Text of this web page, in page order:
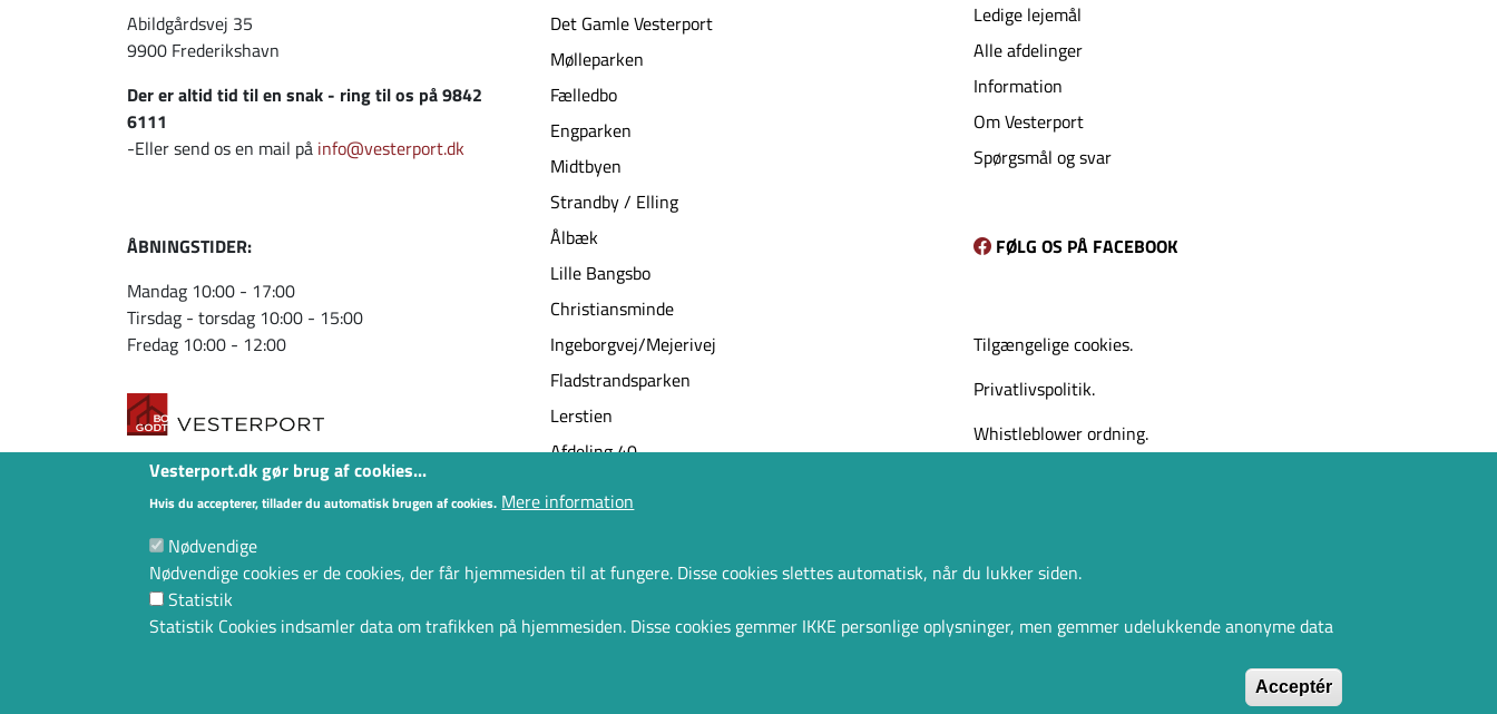
Abildgårdsvej 35
9900 Frederikshavn
Der er altid tid til en snak - ring til os på 9842
6111
-Eller send os en mail på info@vesterport.dk
ÅBNINGSTIDER:
Mandag 10:00 - 17:00
Tirsdag - torsdag 10:00 - 15:00
Fredag 10:00 - 12:00
Copyright © 2026 Boligforeningen Vesterport
Abildgårdsvej 35 9900 Frederikshavn
Tlf.Nr. 9842 6111, CVR: 61846611
Det Gamle Vesterport
Mølleparken
Fælledbo
Engparken
Midtbyen
Strandby / Elling
Ålbæk
Lille Bangsbo
Christiansminde
Ingeborgvej/Mejerivej
Fladstrandsparken
Lerstien
Afdeling 40
Ledige lejemål
Alle afdelinger
Information
Om Vesterport
Spørgsmål og svar
FØLG OS PÅ FACEBOOK
Tilgængelige cookies.
Privatlivspolitik.
Whistleblower ordning.
Vesterport.dk gør brug af cookies...
Hvis du accepterer, tillader du automatisk brugen af cookies. Mere information
Nødvendige
Nødvendige cookies er de cookies, der får hjemmesiden til at fungere. Disse cookies slettes automatisk, når du lukker siden.
Statistik
Statistik Cookies indsamler data om trafikken på hjemmesiden. Disse cookies gemmer IKKE personlige oplysninger, men gemmer udelukkende anonyme data
Acceptér